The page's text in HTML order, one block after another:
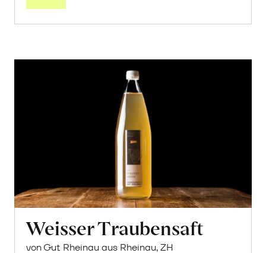
Weisser Traubensaft
von Gut Rheinau aus Rheinau, ZH